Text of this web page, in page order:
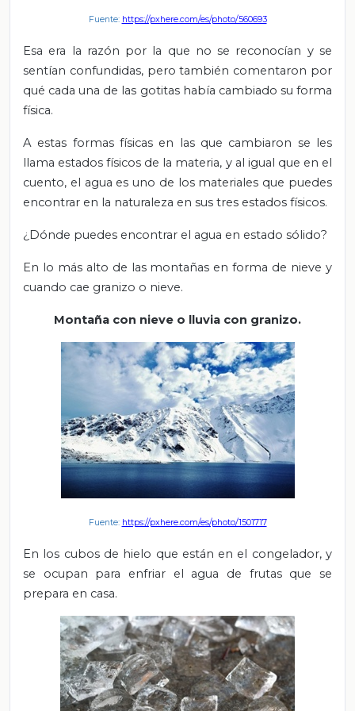
Fuente: https://pxhere.com/es/photo/560693
Esa era la razón por la que no se reconocían y se
sentían confundidas, pero también comentaron por
qué cada una de las gotitas había cambiado su forma
física.
A estas formas físicas en las que cambiaron se les
llama estados físicos de la materia, y al igual que en el
cuento, el agua es uno de los materiales que puedes
encontrar en la naturaleza en sus tres estados físicos.
¿Dónde puedes encontrar el agua en estado sólido?
En lo más alto de las montañas en forma de nieve y
cuando cae granizo o nieve.
Montaña con nieve o lluvia con granizo.
Fuente: https://pxhere.com/es/photo/1501717
En los cubos de hielo que están en el congelador, y
se ocupan para enfriar el agua de frutas que se
prepara en casa.